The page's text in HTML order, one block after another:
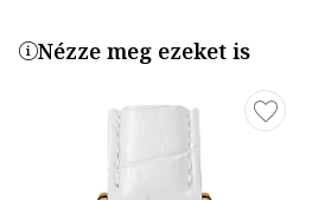
Nézze meg ezeket is